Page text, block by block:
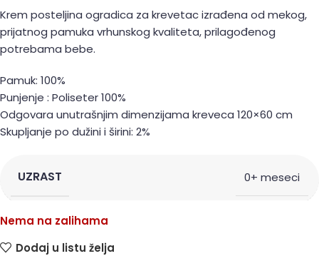
Krem posteljina ogradica za krevetac izrađena od mekog,
prijatnog pamuka vrhunskog kvaliteta, prilagođenog
potrebama bebe.
Pamuk: 100%
Punjenje : Poliseter 100%
Odgovara unutrašnjim dimenzijama kreveca 120×60 cm
Skupljanje po dužini i širini: 2%
UZRAST 0+ meseci
Nema na zalihama
Dodaj u listu želja